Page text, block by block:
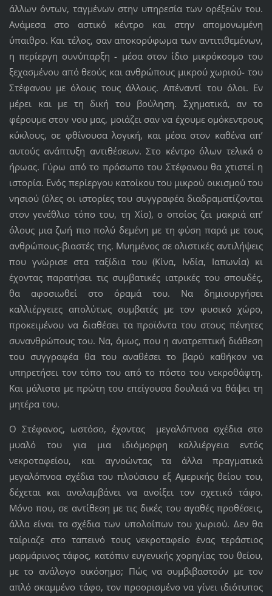
άλλων όντων, ταγμένων στην υπηρεσία των ορέξεών του.
Ανάμεσα στο αστικό κέντρο και στην απομονωμένη
ύπαιθρο. Και τέλος, σαν αποκορύφωμα των αντιτιθεμένων,
η περίεργη συνύπαρξη - μέσα στον ίδιο μικρόκοσμο του
ξεχασμένου από θεούς και ανθρώπους μικρού χωριού- του
Στέφανου με όλους τους άλλους. Απέναντί του όλοι. Εν
μέρει και με τη δική του βούληση. Σχηματικά, αν το
φέρουμε στον νου μας, μοιάζει σαν να έχουμε ομόκεντρους
κύκλους, σε φθίνουσα λογική, και μέσα στον καθένα απ’
αυτούς ανάπτυξη αντιθέσεων. Στο κέντρο όλων τελικά ο
ήρωας. Γύρω από το πρόσωπο του Στέφανου θα χτιστεί η
ιστορία. Ενός περίεργου κατοίκου του μικρού οικισμού του
νησιού (όλες οι ιστορίες του συγγραφέα διαδραματίζονται
στον γενέθλιο τόπο του, τη Χίο), ο οποίος ζει μακριά απ’
όλους μια ζωή πιο πολύ δεμένη με τη φύση παρά με τους
ανθρώπους-βιαστές της. Μυημένος σε ολιστικές αντιλήψεις
που γνώρισε στα ταξίδια του (Κίνα, Ινδία, Ιαπωνία) κι
έχοντας παρατήσει τις συμβατικές ιατρικές του σπουδές,
θα αφοσιωθεί στο όραμά του. Να δημιουργήσει
καλλιέργειες απολύτως συμβατές με τον φυσικό χώρο,
προκειμένου να διαθέσει τα προϊόντα του στους πένητες
συνανθρώπους του. Να, όμως, που η ανατρεπτική διάθεση
του συγγραφέα θα του αναθέσει το βαρύ καθήκον να
υπηρετήσει τον τόπο του από το πόστο του νεκροθάφτη.
Και μάλιστα με πρώτη του επείγουσα δουλειά να θάψει τη
μητέρα του.
Ο Στέφανος, ωστόσο, έχοντας μεγαλόπνοα σχέδια στο
μυαλό του για μια ιδιόμορφη καλλιέργεια εντός
νεκροταφείου, και αγνοώντας τα άλλα πραγματικά
μεγαλόπνοα σχέδια του πλούσιου εξ Αμερικής θείου του,
δέχεται και αναλαμβάνει να ανοίξει τον σχετικό τάφο.
Μόνο που, σε αντίθεση με τις δικές του αγαθές προθέσεις,
άλλα είναι τα σχέδια των υπολοίπων του χωριού. Δεν θα
ταίριαζε στο ταπεινό τους νεκροταφείο ένας τεράστιος
μαρμάρινος τάφος, κατόπιν ευγενικής χορηγίας του θείου,
με το ανάλογο οικόσημο; Πώς να συμβιβαστούν με τον
απλό σκαμμένο τάφο, τον προορισμένο να γίνει ιδιότυπος